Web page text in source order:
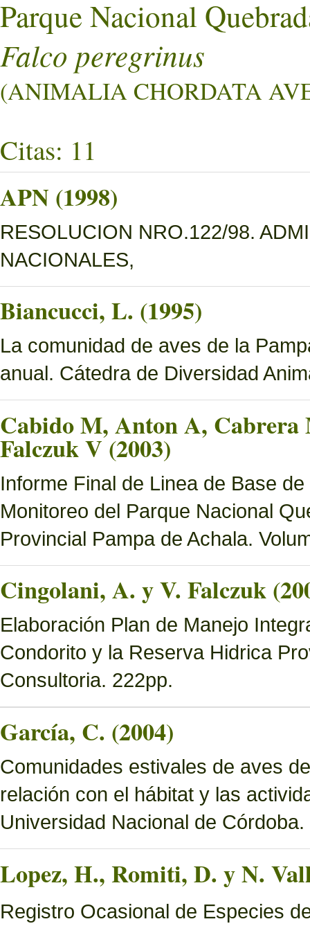
Parque Nacional
Falco peregrinus
(ANIMALIA CHORDATA
Citas: 11
APN (1998)
RESOLUCION NRO.122/98.
NACIONALES,
Biancucci, L. (1995)
La comunidad de aves de la
anual. Cátedra de Diversidad
Cabido M, Anton A,
Falczuk V (2003)
Informe Final de Linea de Base
Monitoreo del Parque Nacional
Provincial Pampa de Achala.
Cingolani, A. y V. Falczuk
Elaboración Plan de Manejo
Condorito y la Reserva Hidrica
Consultoria. 222pp.
García, C. (2004)
Comunidades estivales de aves
relación con el hábitat y las
Universidad Nacional de
Lopez, H., Romiti, D. y N.
Registro Ocasional de Especies